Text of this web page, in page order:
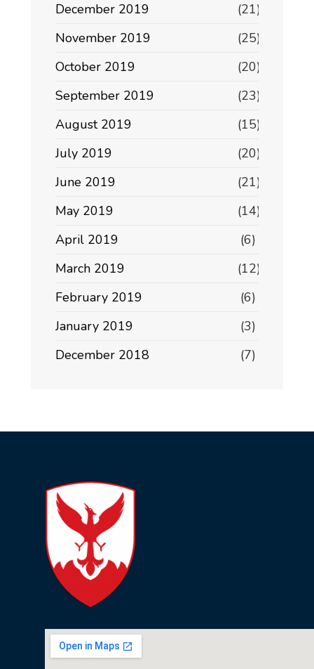
December 2019
(21)
November 2019
(25)
October 2019
(20)
September 2019
(23)
August 2019
(15)
July 2019
(20)
June 2019
(21)
May 2019
(14)
April 2019
(6)
March 2019
(12)
February 2019
(6)
January 2019
(3)
December 2018
(7)